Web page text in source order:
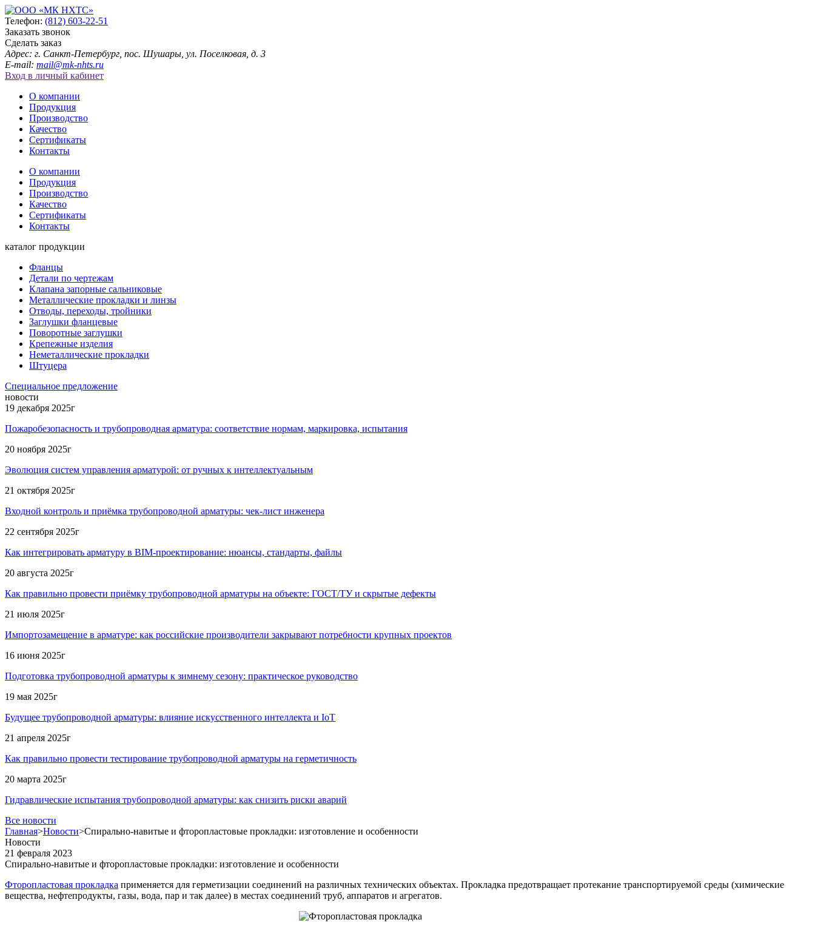
Телефон: (812) 603-22-51
Заказать звонок
Сделать заказ
Адрес: г. Санкт-Петербург, пос. Шушары, ул. Поселковая, д. 3
E-mail: mail@mk-nhts.ru
Вход в личный кабинет
О компании
Продукция
Производство
Качество
Сертификаты
Контакты
О компании
Продукция
Производство
Качество
Сертификаты
Контакты
каталог продукции
Фланцы
Детали по чертежам
Клапана запорные сальниковые
Металлические прокладки и линзы
Отводы, переходы, тройники
Заглушки фланцевые
Поворотные заглушки
Крепежные изделия
Неметаллические прокладки
Штуцера
Специальное предложение
новости
19 декабря 2025г
Пожаробезопасность и трубопроводная арматура: соответствие нормам, маркировка, испытания
20 ноября 2025г
Эволюция систем управления арматурой: от ручных к интеллектуальным
21 октября 2025г
Входной контроль и приёмка трубопроводной арматуры: чек-лист инженера
22 сентября 2025г
Как интегрировать арматуру в BIM-проектирование: нюансы, стандарты, файлы
20 августа 2025г
Как правильно провести приёмку трубопроводной арматуры на объекте: ГОСТ/ТУ и скрытые дефекты
21 июля 2025г
Импортозамещение в арматуре: как российские производители закрывают потребности крупных проектов
16 июня 2025г
Подготовка трубопроводной арматуры к зимнему сезону: практическое руководство
19 мая 2025г
Будущее трубопроводной арматуры: влияние искусственного интеллекта и IoT
21 апреля 2025г
Как правильно провести тестирование трубопроводной арматуры на герметичность
20 марта 2025г
Гидравлические испытания трубопроводной арматуры: как снизить риски аварий
Все новости
Главная>Новости>Спирально-навитые и фторопластовые прокладки: изготовление и особенности
Новости
21 февраля 2023
Спирально-навитые и фторопластовые прокладки: изготовление и особенности
Фторопластовая прокладка применяется для герметизации соединений на различных технических объектах. Прокладка предотвращает протекание транспортируемой среды (химические
вещества, нефтепродукты, газы, вода, пар и так далее) в местах соединений труб, аппаратов и агрегатов.